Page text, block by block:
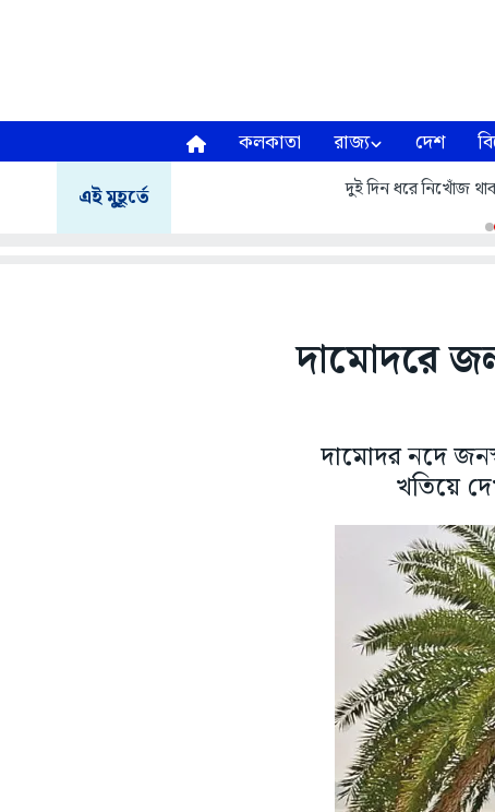
কলকাতা রাজ্য দেশ
এই মুহূর্তে দুই দিন ধরে নিখোঁজ
দামোদরে
দামোদর নদে
খতিয়ে